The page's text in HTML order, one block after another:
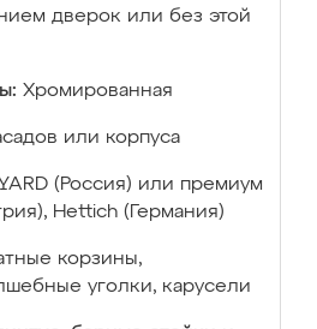
дверок или без этой
Хромированная
или корпуса
(Россия) или премиум
Hettich (Германия)
корзины,
уголки, карусели